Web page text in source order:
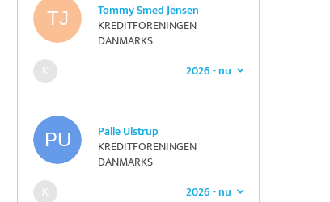
Tommy Smed Jensen
KREDITFORENINGEN
DANMARKS
2026 - nu
Palle Ulstrup
KREDITFORENINGEN
DANMARKS
2026 - nu